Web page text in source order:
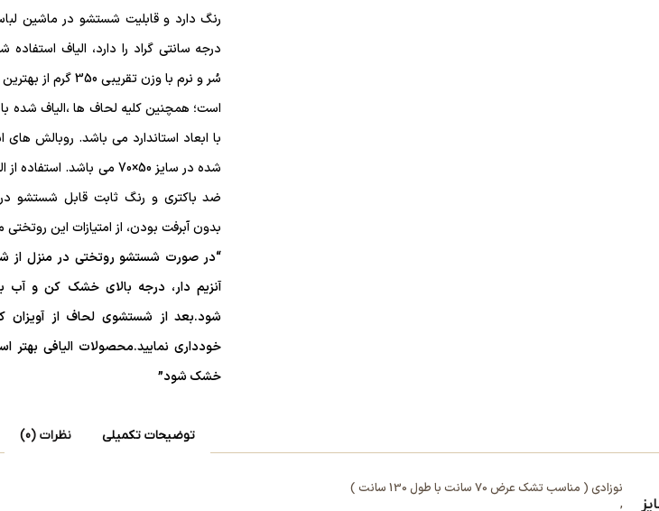
درجه سانتی گراد را دارد، الیاف
سُر و نرم با وزن تقریبی
است؛ همچنین کلیه لحاف ها ،الیاف شده
با ابعاد استاندارد می باشد. روبالش
شده در سایز 50×70 می باشد.
ضد باکتری و رنگ ثابت قابل شستشو
بدون آبرفت بودن، از امتیازات این روتختی
“در صورت شستشو روتختی در منزل از
آنزیم دار، درجه بالای خشک کن و آب
شود.بعد از شستشوی لحاف از آویزان
خودداری نمایید.محصولات الیافی
خشک شود”
توضیحات تکمیلی نظرات (0)
نوزادی ( مناسب تشک عرض 70 سانت با طول 130 سانت )
,